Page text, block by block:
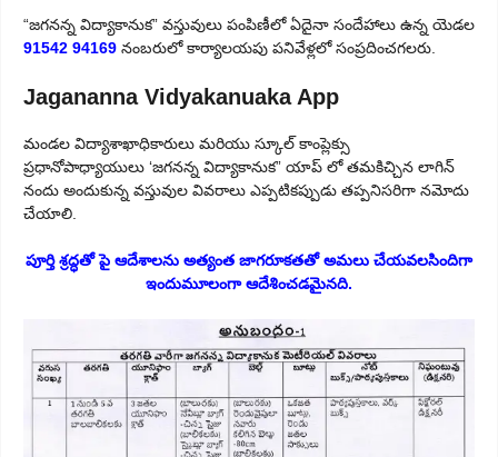
“జగనన్న విద్యాకానుక” వస్తువులు పంపిణీలో ఏదైనా సందేహాలు ఉన్న యెడల
91542 94169 నంబరులో కార్యాలయపు పనివేళ్లలో సంప్రదించగలరు.
Jagananna Vidyakanuaka App
మండల విద్యాశాఖాధికారులు మరియు స్కూల్ కాంప్లెక్సు
ప్రధానోపాధ్యాయులు ‘జగనన్న విద్యాకానుక” యాప్ లో తమకిచ్చిన లాగిన్
నందు అందుకున్న వస్తువుల వివరాలు ఎప్పటికప్పుడు తప్పనిసరిగా నమోదు
చేయాలి.
పూర్తి శ్రద్ధతో పై ఆదేశాలను అత్యంత జాగరూకతతో అమలు చేయవలసిందిగా
ఇందుమూలంగా ఆదేశించడమైనది.